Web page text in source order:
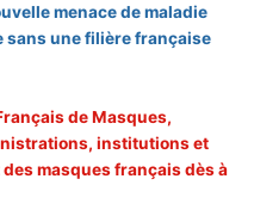
menace de maladie
sans unefilière française
de Masques,
institutions et
masques français dès à